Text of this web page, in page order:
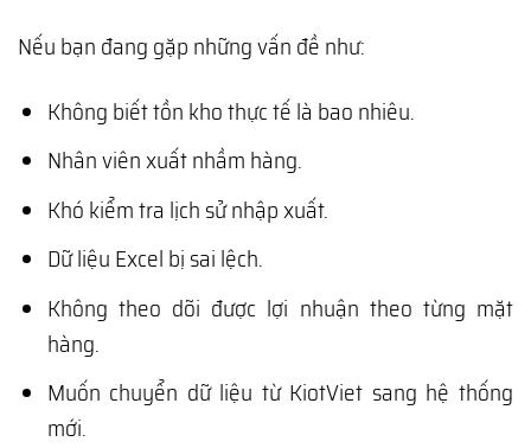
Nếu bạn đang gặp những vấn đề như:
Không biết tồn kho thực tế là bao nhiêu.
Nhân viên xuất nhầm hàng.
Khó kiểm tra lịch sử nhập xuất.
Dữ liệu Excel bị sai lệch.
Không theo dõi được lợi nhuận theo từng mặt
hàng.
Muốn chuyển dữ liệu từ KiotViet sang hệ thống
mới.